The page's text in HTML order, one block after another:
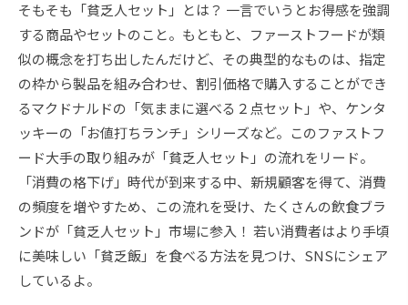
そもそも「貧乏人セット」とは？ 一言でいうとお得感を強調
する商品やセットのこと。もともと、ファーストフードが類
似の概念を打ち出したんだけど、その典型的なものは、指定
の枠から製品を組み合わせ、割引価格で購入することができ
るマクドナルドの「気ままに選べる２点セット」や、ケンタ
ッキーの「お値打ちランチ」シリーズなど。このファストフ
ード大手の取り組みが「貧乏人セット」の流れをリード。
「消費の格下げ」時代が到来する中、新規顧客を得て、消費
の頻度を増やすため、この流れを受け、たくさんの飲食ブラ
ンドが「貧乏人セット」市場に参入！ 若い消費者はより手頃
に美味しい「貧乏飯」を食べる方法を見つけ、SNSにシェア
しているよ。